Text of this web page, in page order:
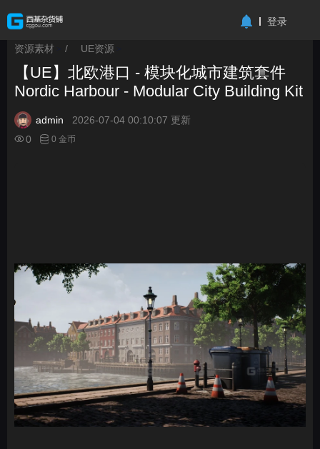
登录
资源素材 / UE资源
【UE】北欧港口 - 模块化城市建筑套件
Nordic Harbour - Modular City Building Kit
admin
2026-07-04 00:10:07 更新
0
0 金币